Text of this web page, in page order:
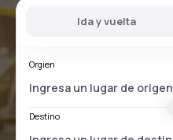
Ida y vuelta
Orgien
Destino